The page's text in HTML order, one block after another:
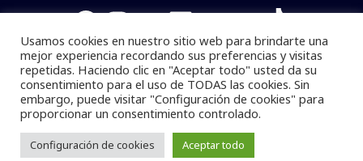
Facebook
Instagram
Twitter
LinkedIn
Telegram
YouTube
TikTok
Pymempresario © 2025 Todos los derechos reservados.
Se prohibe el uso de la información total o parcial sin
dar referencia a la fuente.
Desarrollado poryalla ya!
Usamos cookies en nuestro sitio web para brindarte una
mejor experiencia recordando sus preferencias y visitas
repetidas. Haciendo clic en "Aceptar todo" usted da su
consentimiento para el uso de TODAS las cookies. Sin
embargo, puede visitar "Configuración de cookies" para
proporcionar un consentimiento controlado.
Configuración de cookies Aceptar todo